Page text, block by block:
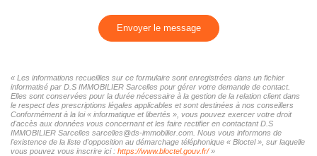
Envoyer le message
« Les informations recueillies sur ce formulaire sont enregistrées dans un fichier
informatisé par D.S IMMOBILIER Sarcelles pour gérer votre demande de contact.
Elles sont conservées pour la durée nécessaire à la gestion de la relation client dans
le respect des prescriptions légales applicables et sont destinées à nos conseillers
Conformément à la loi « informatique et libertés », vous pouvez exercer votre droit
d'accès aux données vous concernant et les faire rectifier en contactant D.S
IMMOBILIER Sarcelles sarcelles@ds-immobilier.com. Nous vous informons de
l'existence de la liste d'opposition au démarchage téléphonique « Bloctel », sur laquelle
vous pouvez vous inscrire ici : https://www.bloctel.gouv.fr/»